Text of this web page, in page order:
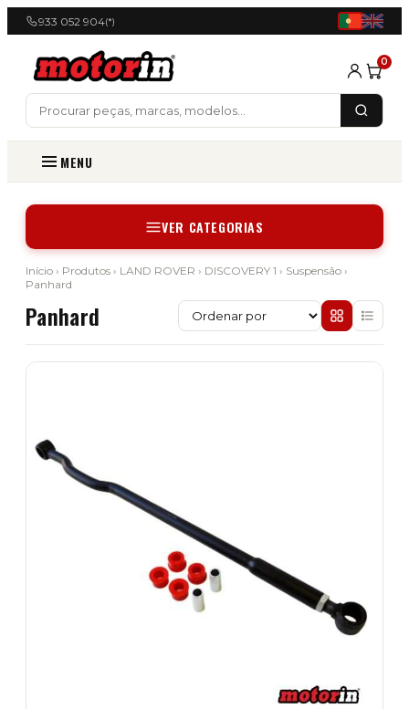
933 052 904(*)
0
MENU
VER CATEGORIAS
Início › Produtos › LAND ROVER › DISCOVERY 1 › Suspensão ›
Panhard
Panhard